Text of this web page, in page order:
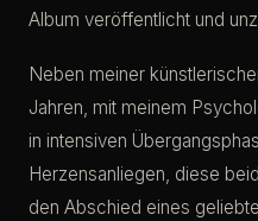
Album veröffentlicht und
Neben meiner
Jahren, mit meinem
in intensiven
Herzensanliegen, diese
den Abschied eines